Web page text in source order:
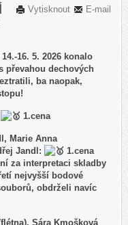
E-mail
Vytisknout
16. 5. 2026 konalo
převahou dechových
ba naopak,
1.cena
Marie Anna
Jandl:
1.cena
za interpretaci skladby
nejvyšší bodové
obdrželi navíc
Sára Kmošková